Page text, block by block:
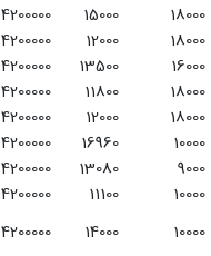
4200000 15000 18000
4200000 12000 18000
4200000 13500 16000
4200000 11800 18000
4200000 12000 18000
4200000 16960 10000
4200000 13080 9000
4200000 11100 10000
4200000 14000 10000